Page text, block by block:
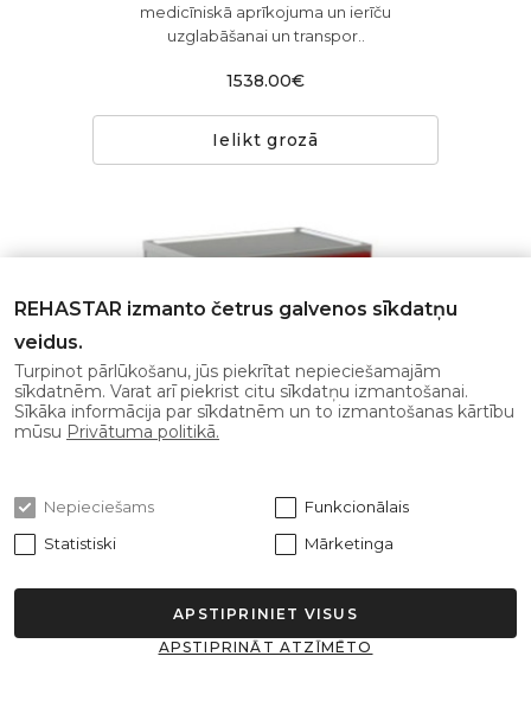
medicīniskā aprīkojuma un ierīču
uzglabāšanai un transpor..
1538.00€
Ielikt grozā
Daudzfunkcionāli krāsaini procedūru ratiņi
medicīniskā aprīkojuma un ierīču
REHASTAR izmanto četrus galvenos sīkdatņu
veidus.
Turpinot pārlūkošanu, jūs piekrītat nepieciešamajām
sīkdatnēm. Varat arī piekrist citu sīkdatņu izmantošanai.
Sīkāka informācija par sīkdatnēm un to izmantošanas kārtību
mūsu Privātuma politikā.
Nepieciešams
Funkcionālais
Statistiski
Mārketinga
APSTIPRINĀT ATZĪMĒTO
APSTIPRINIET VISUS